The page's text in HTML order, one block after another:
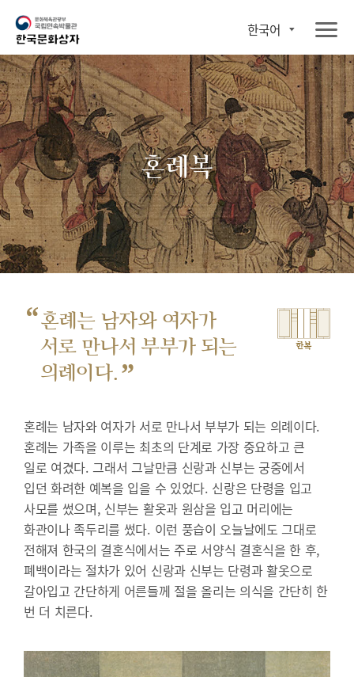
한국어
혼례복
“혼례는 남자와 여자가
서로 만나서 부부가 되는
의례이다. ”
한복
혼례는 남자와 여자가 서로 만나서 부부가 되는 의례이다.
혼례는 가족을 이루는 최초의 단계로 가장 중요하고 큰
일로 여겼다. 그래서 그날만큼 신랑과 신부는 궁중에서
입던 화려한 예복을 입을 수 있었다. 신랑은 단령을 입고
사모를 썼으며, 신부는 활옷과 원삼을 입고 머리에는
화관이나 족두리를 썼다. 이런 풍습이 오늘날에도 그대로
전해져 한국의 결혼식에서는 주로 서양식 결혼식을 한 후,
폐백이라는 절차가 있어 신랑과 신부는 단령과 활옷으로
갈아입고 간단하게 어른들께 절을 올리는 의식을 간단히 한
번 더 치른다.